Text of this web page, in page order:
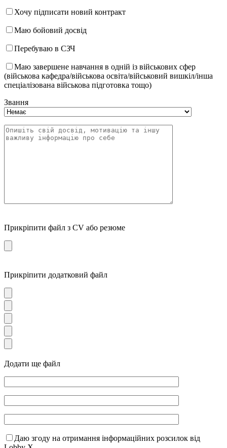
Хочу підписати новий контракт
Маю бойовий досвід
Перебуваю в СЗЧ
Маю завершене навчання в одній із військових сфер
(військова кафедра/військова освіта/військовий вишкіл/інша
спеціалізована військова підготовка тощо)
Звання
Прикріпити файл з CV або резюме
Прикріпити додатковий файл
Додати ще файл
Даю згоду на отримання інформаційних розсилок від